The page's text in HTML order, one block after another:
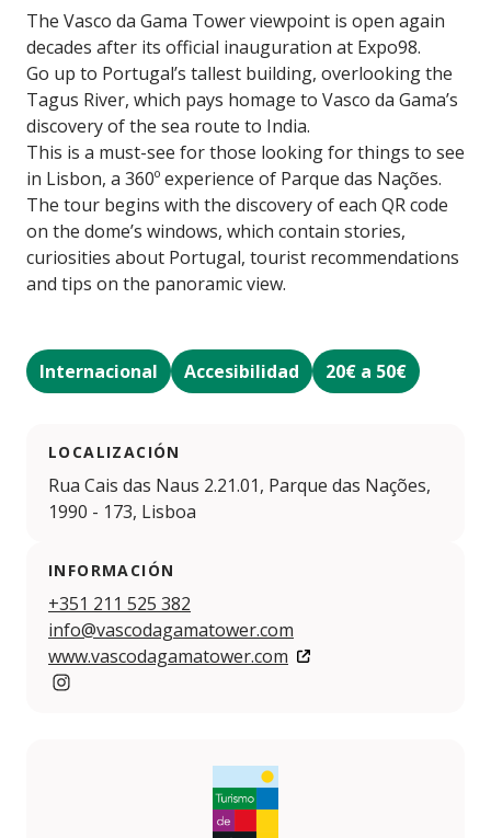
The Vasco da Gama Tower viewpoint is open again
decades after its official inauguration at Expo98.
Go up to Portugal’s tallest building, overlooking the
Tagus River, which pays homage to Vasco da Gama’s
discovery of the sea route to India.
This is a must-see for those looking for things to see
in Lisbon, a 360º experience of Parque das Nações.
The tour begins with the discovery of each QR code
on the dome’s windows, which contain stories,
curiosities about Portugal, tourist recommendations
and tips on the panoramic view.
Internacional Accesibilidad 20€ a 50€
LOCALIZACIÓN
Rua Cais das Naus 2.21.01, Parque das Nações,
1990 - 173, Lisboa
INFORMACIÓN
+351 211 525 382
info@vascodagamatower.com
www.vascodagamatower.com